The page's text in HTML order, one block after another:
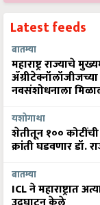
Latest feeds
बातम्या
महाराष्ट्र राज्याचे
नवसंशोधनाला
यशोगाथा
शेतीतून १००
क्रांती घडवणार डॉ.
बातम्या
ICL ने महाराष्ट्रात